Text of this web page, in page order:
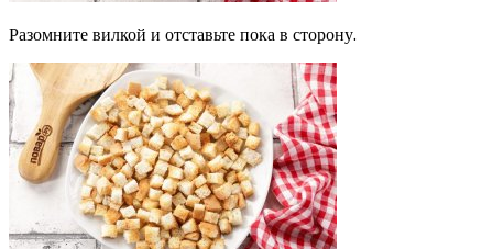
Разомните вилкой и отставьте пока в сторону.